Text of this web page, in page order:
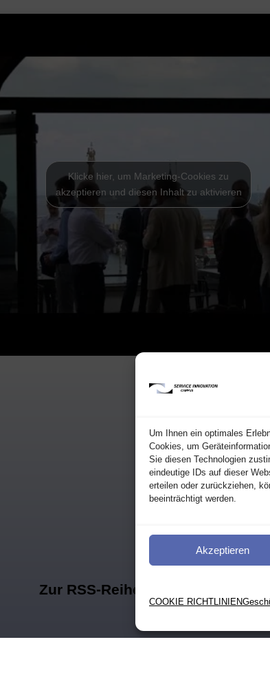
Um Ihnen ein optimales
Cookies, um
Sie diesen Technologien
eindeutige IDs auf dieser
erteilen oder zurückziehen,
beeinträchtigt werden.
Akzeptieren
COOKIE RICHTLINIEN
Klicke hier, um Marketing-Cookies zu
akzeptieren und diesen Inhalt zu aktivieren
Zur RSS-Reihe im Überblick ⟶